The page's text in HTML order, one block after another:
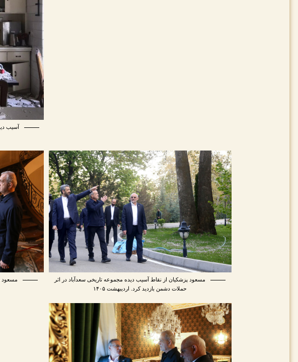
آسیب
مسعود پزشکیان از نقاط آسیب دیده مجموعه تاریخی سعدآباد در اثر
حملات دشمن بازدید کرد. اردیبهشت ۱۴۰۵
مسعود